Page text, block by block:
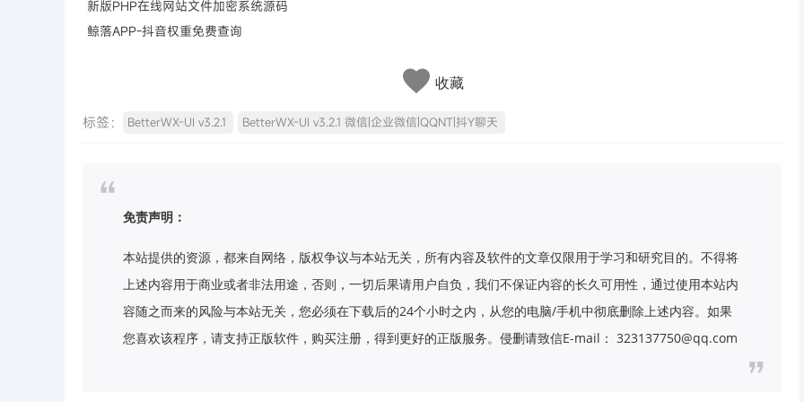
新版PHP在线网站文件加密系统源码
鲸落APP-抖音权重免费查询
收藏
标签： BetterWX-UI v3.2.1 BetterWX-UI v3.2.1 微信|企业微信|QQNT|抖Y聊天
免责声明：
本站提供的资源，都来自网络，版权争议与本站无关，所有内容及软件的文章仅限用于学习和研究目的。不得将
上述内容用于商业或者非法用途，否则，一切后果请用户自负，我们不保证内容的长久可用性，通过使用本站内
容随之而来的风险与本站无关，您必须在下载后的24个小时之内，从您的电脑/手机中彻底删除上述内容。如果
您喜欢该程序，请支持正版软件，购买注册，得到更好的正版服务。侵删请致信E-mail： 323137750@qq.com